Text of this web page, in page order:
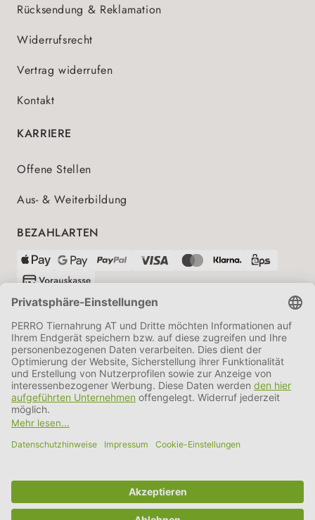
Rücksendung & Reklamation
Widerrufsrecht
Vertrag widerrufen
Kontakt
KARRIERE
Offene Stellen
Aus- & Weiterbildung
BEZAHLARTEN
VERSANDPARTNER
ImpressumInformation BATTG